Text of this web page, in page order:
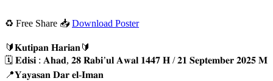
♻️ Free Share 📥 Download Poster
🔰𝐊𝐮𝐭𝐢𝐩𝐚𝐧 𝐇𝐚𝐫𝐢𝐚𝐧🔰
🗓 𝐄𝐝𝐢𝐬𝐢 : 𝐀𝐡𝐚𝐝, 𝟐𝟖 𝐑𝐚𝐛𝐢’𝐮𝐥 𝐀𝐰𝐚𝐥 𝟏𝟒𝟒𝟕 𝐇 / 𝟐𝟏 𝐒𝐞𝐩𝐭𝐞𝐦𝐛𝐞𝐫 𝟐𝟎𝟐𝟓 𝐌
📍𝐘𝐚𝐲𝐚𝐬𝐚𝐧 𝐃𝐚𝐫 𝐞𝐥-𝐈𝐦𝐚𝐧